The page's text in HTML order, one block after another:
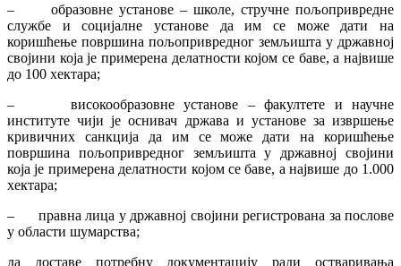
– образовнe установe – школe, стручнe пољопривреднe
службe и социјалнe установe да им се може дати на
коришћење површина пољопривредног земљишта у државној
својини која је примерена делатности којом се баве, а највише
до 100 хектара;
– високообразовнe установe – факултетe и научнe
институтe чији је оснивач држава и установe за извршење
кривичних санкција да им се може дати на коришћење
површина пољопривредног земљишта у државној својини
која је примерена делатности којом се баве, а највише до 1.000
хектара;
– правнa лицa у државној својини регистрована за послове
у области шумарства;
да доставе потребну документацију ради остваривања